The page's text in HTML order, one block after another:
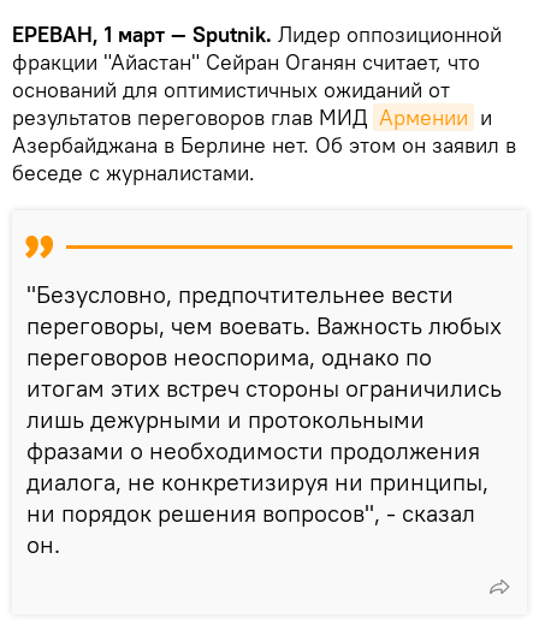
ЕРЕВАН, 1 март — Sputnik. Лидер оппозиционной
фракции "Айастан" Сейран Оганян считает, что
оснований для оптимистичных ожиданий от
результатов переговоров глав МИД Армении и
Азербайджана в Берлине нет. Об этом он заявил в
беседе с журналистами.
"Безусловно, предпочтительнее вести
переговоры, чем воевать. Важность любых
переговоров неоспорима, однако по
итогам этих встреч стороны ограничились
лишь дежурными и протокольными
фразами о необходимости продолжения
диалога, не конкретизируя ни принципы,
ни порядок решения вопросов", - сказал
он.